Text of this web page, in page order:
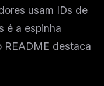
usam IDs de
é a espinha
README destaca